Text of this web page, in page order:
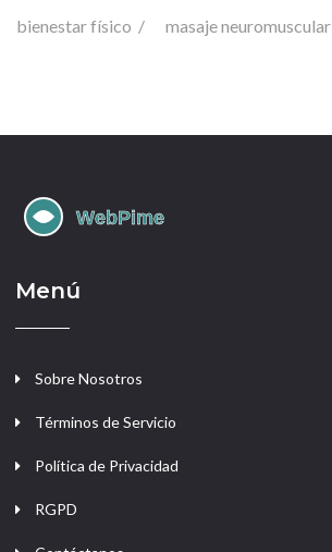
bienestar físico masaje neuromuscular
Menú
Sobre Nosotros
Términos de Servicio
Política de Privacidad
RGPD